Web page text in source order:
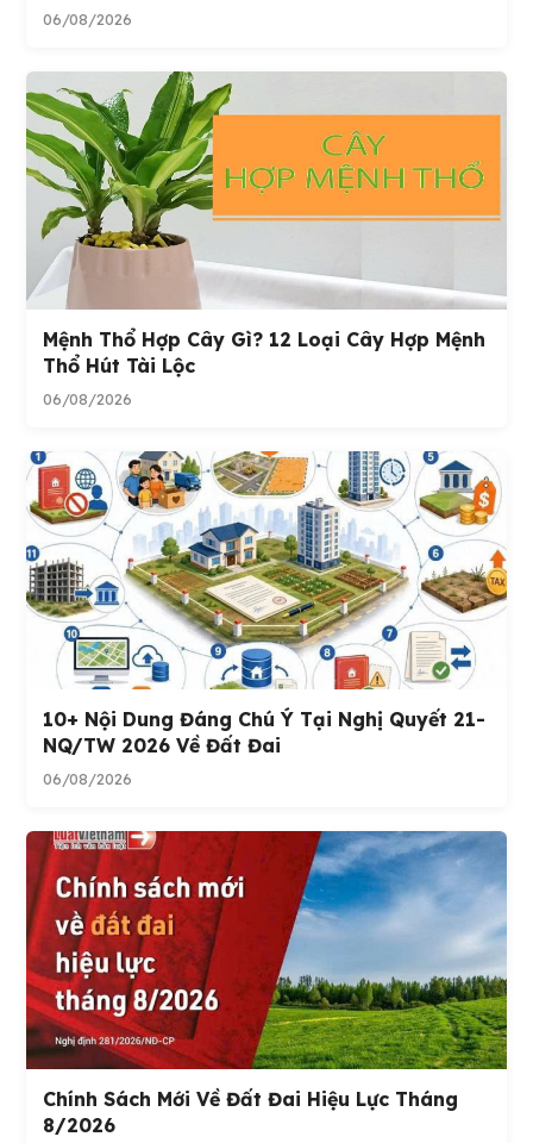
06/08/2026
Mệnh Thổ Hợp Cây Gì? 12 Loại Cây Hợp Mệnh
Thổ Hút Tài Lộc
06/08/2026
10+ Nội Dung Đáng Chú Ý Tại Nghị Quyết 21-
NQ/TW 2026 Về Đất Đai
06/08/2026
Chính Sách Mới Về Đất Đai Hiệu Lực Tháng
8/2026